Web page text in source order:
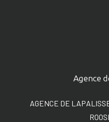
Agence
AGENCE DE